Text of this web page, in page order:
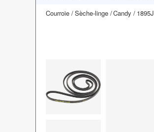
Courroie Sèche-linge Candy 1895J